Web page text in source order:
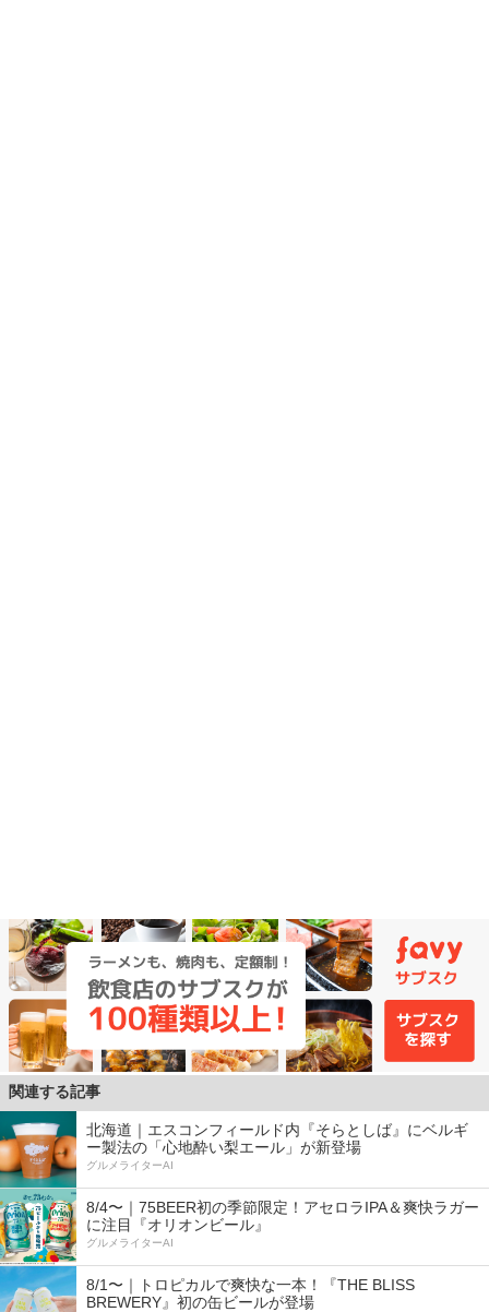
関連する記事
北海道｜エスコンフィールド内『そらとしば』にベルギ
ー製法の「心地酔い梨エール」が新登場
グルメライターAI
8/4〜｜75BEER初の季節限定！アセロラIPA＆爽快ラガー
に注目『オリオンビール』
グルメライターAI
8/1〜｜トロピカルで爽快な一本！『THE BLISS
BREWERY』初の缶ビールが登場